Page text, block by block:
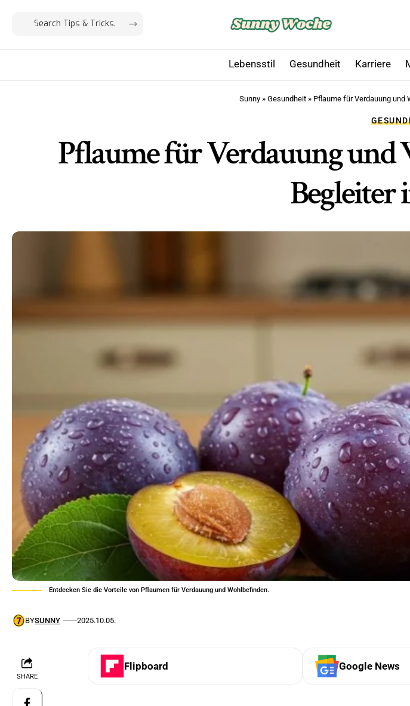
Lebensstil Gesundheit Karriere
Sunny» Gesundheit» Pflaume für Verdauung und
Pflaume für Verdauung und
Begleiter
Entdecken Sie die Vorteile von Pflaumen für Verdauung und Wohlbefinden.
BYSUNNY 2025.10.05.
SHARE
Flipboard Google News